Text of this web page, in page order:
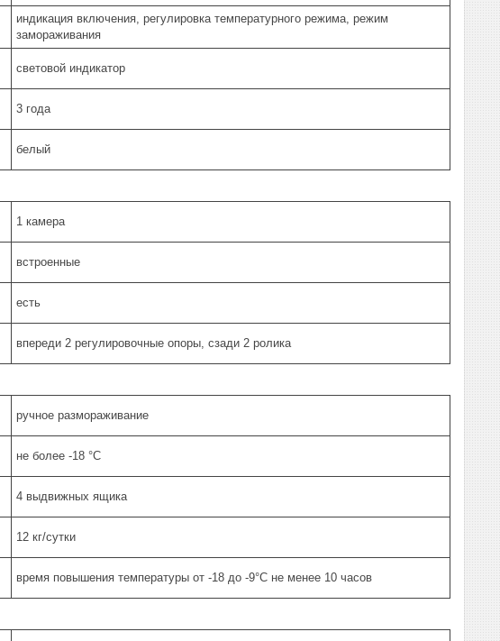
индикация включения, регулировка температурного режима, режим
замораживания
световой индикатор
3 года
белый
1 камера
встроенные
есть
впереди 2 регулировочные опоры, сзади 2 ролика
ручное размораживание
не более -18 °C
4 выдвижных ящика
12 кг/сутки
время повышения температуры от -18 до -9°C не менее 10 часов